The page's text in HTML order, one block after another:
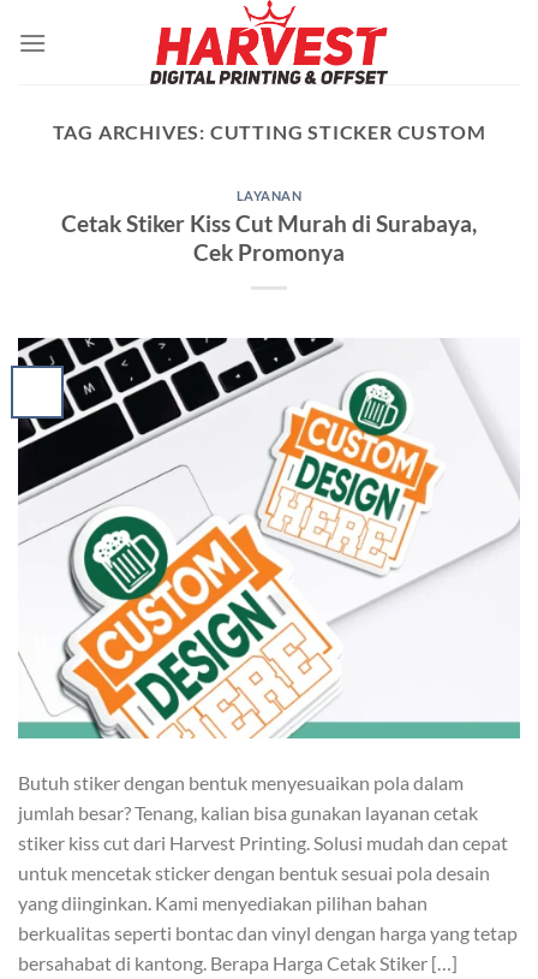
TAG ARCHIVES: CUTTING STICKER CUSTOM
LAYANAN
Cetak Stiker Kiss Cut Murah di Surabaya,
Cek Promonya
Butuh stiker dengan bentuk menyesuaikan pola dalam
jumlah besar? Tenang, kalian bisa gunakan layanan cetak
stiker kiss cut dari Harvest Printing. Solusi mudah dan cepat
untuk mencetak sticker dengan bentuk sesuai pola desain
yang diinginkan. Kami menyediakan pilihan bahan
berkualitas seperti bontac dan vinyl dengan harga yang tetap
bersahabat di kantong. Berapa Harga Cetak Stiker […]